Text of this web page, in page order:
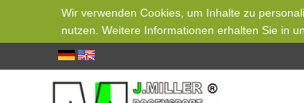
Wir verwenden Cookies, um Inhalte zu
nutzen. Weitere Informationen erhalten Sie in